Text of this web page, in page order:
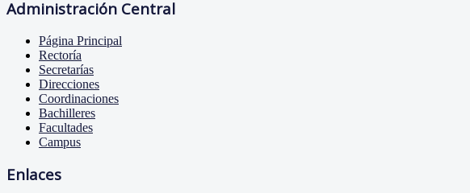
Administración Central
Página Principal
Rectoría
Secretarías
Direcciones
Coordinaciones
Bachilleres
Facultades
Campus
Enlaces